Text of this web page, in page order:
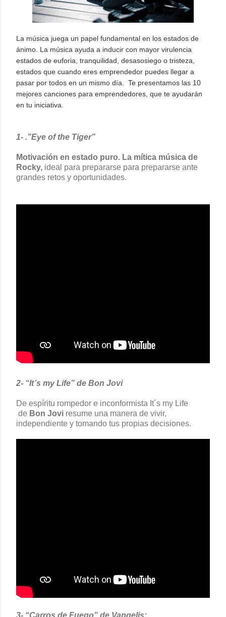
La música juega un papel fundamental en los estados de
ánimo. La música ayuda a inducir con mayor virulencia
estados de euforia, tranquilidad, desasosiego o tristeza,
estados que cuando eres emprendedor puedes llegar a
pasar por todos en un mismo día. Te presentamos las 10
mejores canciones para emprendedores, que te ayudarán
en tu iniciativa.
1- .”Eye of the Tiger”
Motivación en estado puro. La mítica música de
Rocky, ideal para prepararse para prepararse ante
grandes retos y oportunidades.
2- “It´s my Life” de Bon Jovi
De espíritu rompedor e inconformista It´s my Life
de Bon Jovi resume una manera de vivir,
independiente y tomando tus propias decisiones.
3- “Carros de Fuego” de Vangelis: